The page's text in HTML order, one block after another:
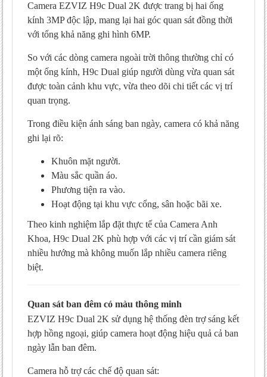
Camera EZVIZ H9c Dual 2K được trang bị hai ống
kính 3MP độc lập, mang lại hai góc quan sát đồng thời
với tổng khả năng ghi hình 6MP.
So với các dòng camera ngoài trời thông thường chỉ có
một ống kính, H9c Dual giúp người dùng vừa quan sát
được toàn cảnh khu vực, vừa theo dõi chi tiết các vị trí
quan trọng.
Trong điều kiện ánh sáng ban ngày, camera có khả năng
ghi lại rõ:
Khuôn mặt người.
Màu sắc quần áo.
Phương tiện ra vào.
Hoạt động tại khu vực cổng, sân hoặc bãi xe.
Theo kinh nghiệm lắp đặt thực tế của Camera Anh
Khoa, H9c Dual 2K phù hợp với các vị trí cần giám sát
nhiều hướng mà không muốn lắp nhiều camera riêng
biệt.
Quan sát ban đêm có màu thông minh
EZVIZ H9c Dual 2K sử dụng hệ thống đèn trợ sáng kết
hợp hồng ngoại, giúp camera hoạt động hiệu quả cả ban
ngày lẫn ban đêm.
Camera hỗ trợ các chế độ quan sát: